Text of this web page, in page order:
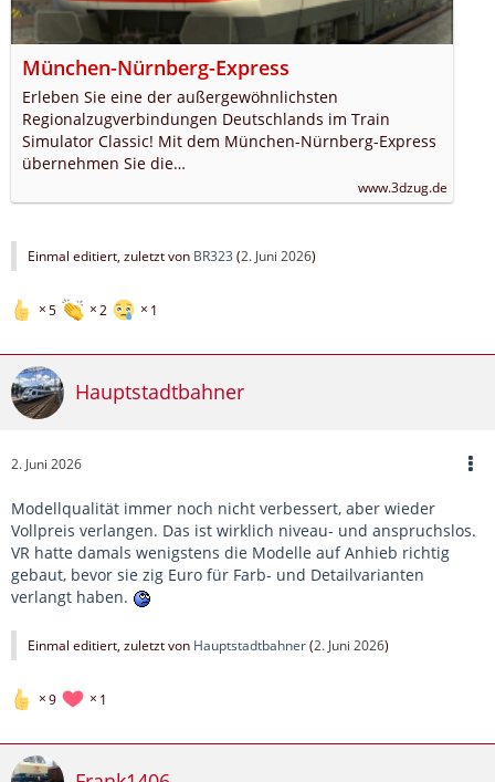
München-Nürnberg-Express
Erleben Sie eine der außergewöhnlichsten
Regionalzugverbindungen Deutschlands im Train
Simulator Classic! Mit dem München-Nürnberg-Express
übernehmen Sie die…
www.3dzug.de
Einmal editiert, zuletzt von BR323 (2. Juni 2026)
5 2 1
Hauptstadtbahner
2. Juni 2026
Modellqualität immer noch nicht verbessert, aber wieder
Vollpreis verlangen. Das ist wirklich niveau- und anspruchslos.
VR hatte damals wenigstens die Modelle auf Anhieb richtig
gebaut, bevor sie zig Euro für Farb- und Detailvarianten
verlangt haben.
Einmal editiert, zuletzt von Hauptstadtbahner(2. Juni 2026)
9 1